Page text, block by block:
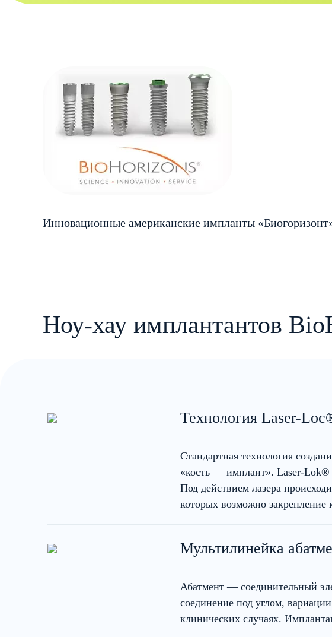
Инновационные американские импланты
Ноу-хау имплантантов
Технология Laser-
Стандартная технология
«кость — имплант». Laser-Lok®
Под действием лазера
которых возможно закрепление
Мультилинейка
Абатмент — соединительный
соединение под углом,
клинических случаях.